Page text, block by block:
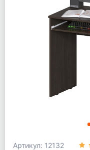
Артикул: 12132